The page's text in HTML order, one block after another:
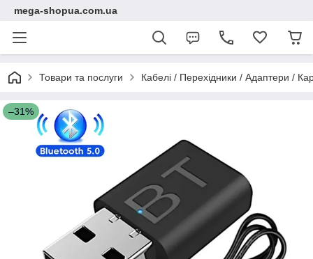
mega-shopua.com.ua
Товари та послуги Кабелі / Перехідники / Адаптери /
–31%